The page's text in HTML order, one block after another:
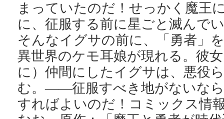
まっていたのだ！せっかく魔王
に、征服する前に星ごと滅んで
そんなイグサの前に、「勇者」
異世界のケモ耳娘が現れる。彼
に）仲間にしたイグサは、悪役
む。――征服すべき地がないな
すればよいのだ！コミックス情